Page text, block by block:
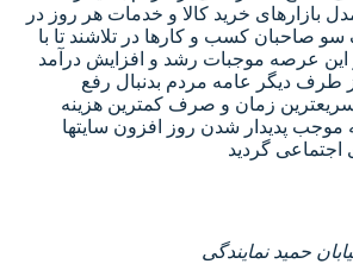
بازارهای خرید کالا و خدمات هر روز در
صاحبان کسب و کارها در تلاشند تا با
عرصه موجبات رشد و افزایش درآمد
طرف دیگر عامه مردم بدنبال رفع
سریعترین زمان و صرف کمترین هزینه
موجب پدیدار شدن روز افزون سایتها
حمید نمایندگی